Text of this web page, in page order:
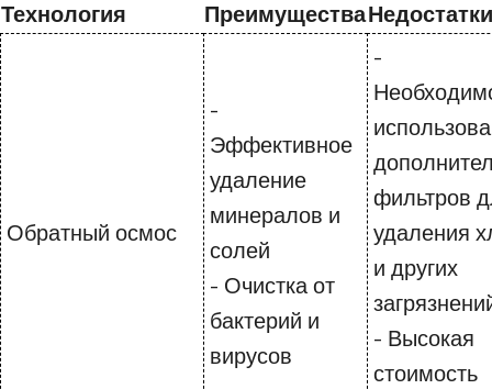
Технология
ПреимуществаНедостатки
Обратный осмос
-
Эффективное
удаление
минералов и
солей
- Очистка от
бактерий и
вирусов
-
фильтров
удаления
и других
- Высокая
стоимость